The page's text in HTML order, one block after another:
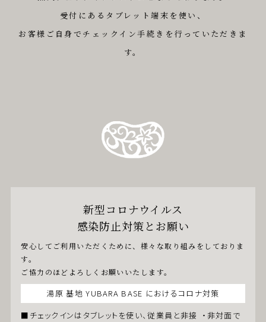
受付にあるタブレット端末を使い、
お客様ご⾃⾝でチェックイン⼿続きを⾏っていただきま
す。
新型コロナウイルス
感染防⽌対策とお願い
安⼼してご利⽤いただくために、様々な取り組みをしておりま
す。
ご協⼒のほどよろしくお願いいたします。
湯原 基地 YUBARA BASE におけるコロナ対策
チェックインはタブレットを使い、従業員と⾮接 ・⾮対⾯で